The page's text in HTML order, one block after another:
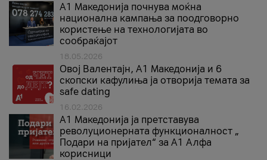
A1 Македонија почнува моќна
национална кампања за поодговорно
користење на технологијата во
сообраќајот
18.05.2026
Овој Валентајн, A1 Македонија и 6
скопски кафулиња ја отворија темата за
safe dating
16.02.2026
А1 Македонија ја претставува
револуционерната функционалност „
Подари на пријател“ за А1 Алфа
корисници